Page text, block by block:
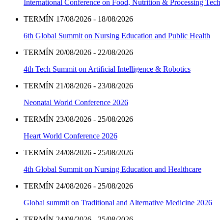
International Conference on Food, Nutrition & Processing
TERMÍN 17/08/2026 - 18/08/2026
6th Global Summit on Nursing Education and Public Health
TERMÍN 20/08/2026 - 22/08/2026
4th Tech Summit on Artificial Intelligence & Robotics
TERMÍN 21/08/2026 - 23/08/2026
Neonatal World Conference 2026
TERMÍN 23/08/2026 - 25/08/2026
Heart World Conference 2026
TERMÍN 24/08/2026 - 25/08/2026
4th Global Summit on Nursing Education and Healthcare
TERMÍN 24/08/2026 - 25/08/2026
Global summit on Traditional and Alternative Medicine 2026